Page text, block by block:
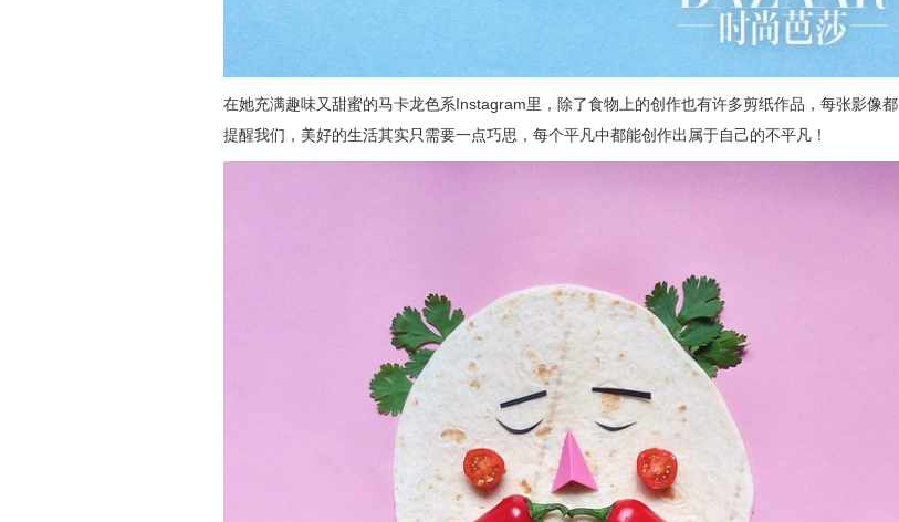
在她充满趣味又甜蜜的马卡龙色系Instagram里，除了食物上的创作也有许多剪纸作品，每张影像都
提醒我们，美好的生活其实只需要一点巧思，每个平凡中都能创作出属于自己的不平凡！